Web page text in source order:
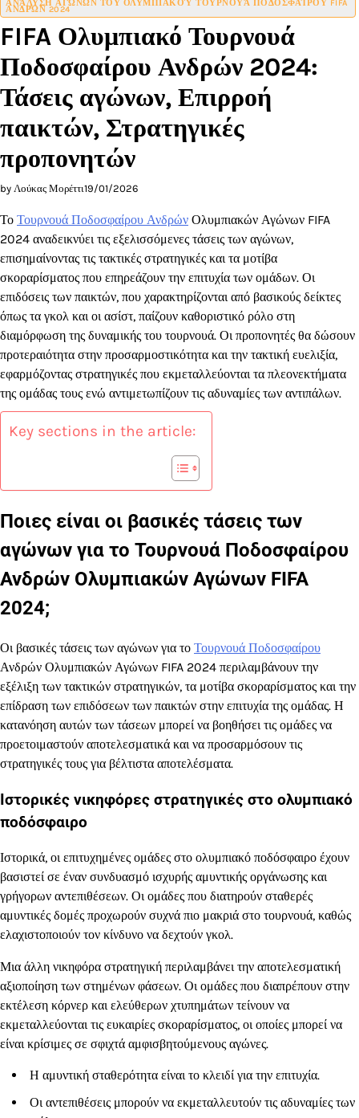
ΑΝΆΛΥΣΗ ΑΓΏΝΩΝ ΤΟΥ ΟΛΥΜΠΙΑΚΟΎ ΤΟΥΡΝΟΥΆ ΠΟΔΟΣΦΑΊΡΟΥ FIFA
ΑΝΔΡΏΝ 2024
FIFA Ολυμπιακό Τουρνουά
Ποδοσφαίρου Ανδρών 2024:
Τάσεις αγώνων, Επιρροή
παικτών, Στρατηγικές
προπονητών
by Λούκας Μορέττι19/01/2026
Το Τουρνουά Ποδοσφαίρου Ανδρών Ολυμπιακών Αγώνων FIFA
2024 αναδεικνύει τις εξελισσόμενες τάσεις των αγώνων,
επισημαίνοντας τις τακτικές στρατηγικές και τα μοτίβα
σκοραρίσματος που επηρεάζουν την επιτυχία των ομάδων. Οι
επιδόσεις των παικτών, που χαρακτηρίζονται από βασικούς δείκτες
όπως τα γκολ και οι ασίστ, παίζουν καθοριστικό ρόλο στη
διαμόρφωση της δυναμικής του τουρνουά. Οι προπονητές θα δώσουν
προτεραιότητα στην προσαρμοστικότητα και την τακτική ευελιξία,
εφαρμόζοντας στρατηγικές που εκμεταλλεύονται τα πλεονεκτήματα
της ομάδας τους ενώ αντιμετωπίζουν τις αδυναμίες των αντιπάλων.
Key sections in the article:
Ποιες είναι οι βασικές τάσεις των
αγώνων για το Τουρνουά Ποδοσφαίρου
Ανδρών Ολυμπιακών Αγώνων FIFA
2024;
Οι βασικές τάσεις των αγώνων για το Τουρνουά Ποδοσφαίρου
Ανδρών Ολυμπιακών Αγώνων FIFA 2024 περιλαμβάνουν την
εξέλιξη των τακτικών στρατηγικών, τα μοτίβα σκοραρίσματος και την
επίδραση των επιδόσεων των παικτών στην επιτυχία της ομάδας. Η
κατανόηση αυτών των τάσεων μπορεί να βοηθήσει τις ομάδες να
προετοιμαστούν αποτελεσματικά και να προσαρμόσουν τις
στρατηγικές τους για βέλτιστα αποτελέσματα.
Ιστορικές νικηφόρες στρατηγικές στο ολυμπιακό
ποδόσφαιρο
Ιστορικά, οι επιτυχημένες ομάδες στο ολυμπιακό ποδόσφαιρο έχουν
βασιστεί σε έναν συνδυασμό ισχυρής αμυντικής οργάνωσης και
γρήγορων αντεπιθέσεων. Οι ομάδες που διατηρούν σταθερές
αμυντικές δομές προχωρούν συχνά πιο μακριά στο τουρνουά, καθώς
ελαχιστοποιούν τον κίνδυνο να δεχτούν γκολ.
Μια άλλη νικηφόρα στρατηγική περιλαμβάνει την αποτελεσματική
αξιοποίηση των στημένων φάσεων. Οι ομάδες που διαπρέπουν στην
εκτέλεση κόρνερ και ελεύθερων χτυπημάτων τείνουν να
εκμεταλλεύονται τις ευκαιρίες σκοραρίσματος, οι οποίες μπορεί να
είναι κρίσιμες σε σφιχτά αμφισβητούμενους αγώνες.
Η αμυντική σταθερότητα είναι το κλειδί για την επιτυχία.
Οι αντεπιθέσεις μπορούν να εκμεταλλευτούν τις αδυναμίες των